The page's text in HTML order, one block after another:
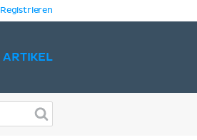
Registrieren
ARTIKEL